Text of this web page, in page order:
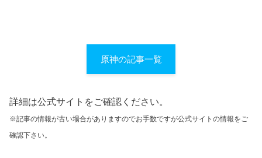
原神の記事一覧
詳細は公式サイトをご確認ください。
※記事の情報が古い場合がありますのでお手数ですが公式サイトの情報をご
確認下さい。